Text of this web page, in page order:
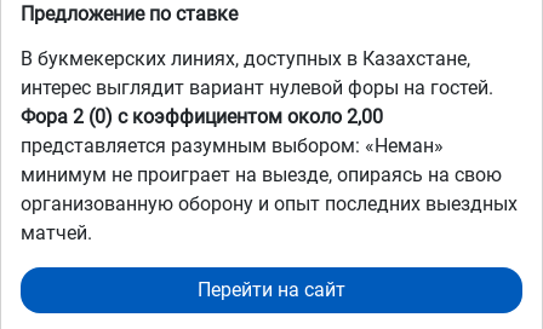
Предложение по ставке
В букмекерских линиях, доступных в Казахстане,
интерес выглядит вариант нулевой форы на гостей.
Фора 2 (0) с коэффициентом около 2,00
представляется разумным выбором: «Неман»
минимум не проиграет на выезде, опираясь на свою
организованную оборону и опыт последних выездных
матчей.
Перейти на сайт